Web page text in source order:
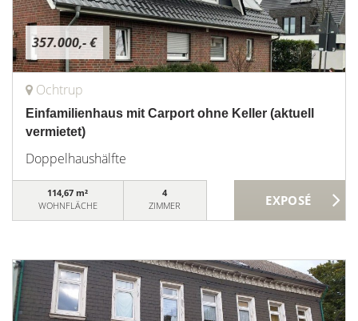
357.000,- €
Ochtrup
Einfamilienhaus mit Carport ohne Keller (aktuell
vermietet)
Doppelhaushälfte
114,67 m²
WOHNFLÄCHE
4
ZIMMER